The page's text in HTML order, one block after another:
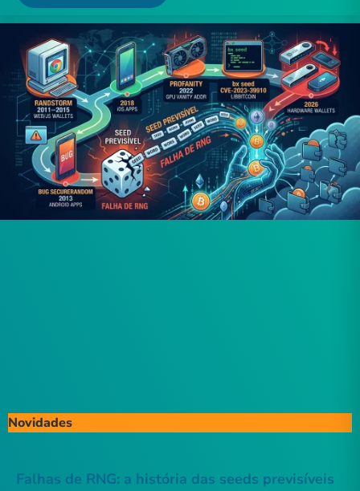
Novidades
Falhas de RNG: a história das seeds previsíveis